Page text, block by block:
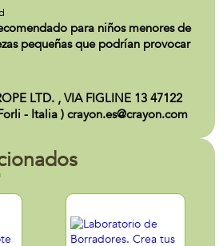
para niños menores de
pequeñas que podrían provocar
LTD. , VIA FIGLINE 13 47122
- Italia ) crayon.es@crayon.com